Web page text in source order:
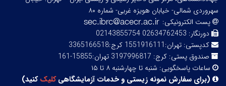
سهروردی شمالی- خیابان هویزه غربی- شماره ۸۰
پست الکترونیکی:
دورنگار: 02634762453 02143855754
کدپستی: تهران:1551916111 کرج:3365166518
صندوق پستی: کرج: 3197996817 تهران:15855-161
ساعات پاسخگویی: شنبه تا چهارشنبه ۸ تا ۱۵
(برای سفارش نمونه زیستی و خدمات آزمایشگاهیکلیککنید)